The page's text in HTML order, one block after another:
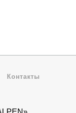
Контакты